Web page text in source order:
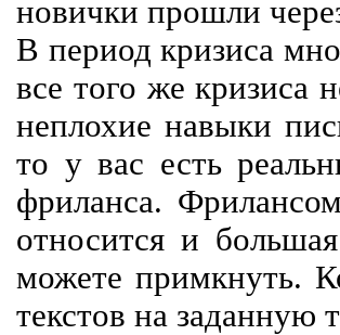
новички прошли
В период кризиса
все того же кризиса
неплохие навыки
то у вас есть
фриланса.
относится и
можете примкнуть.
текстов на заданную